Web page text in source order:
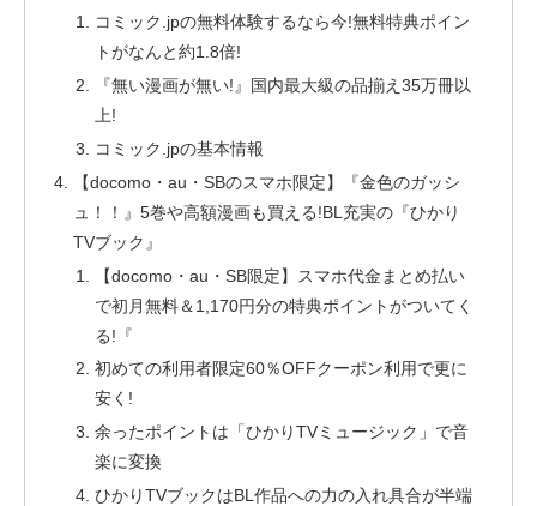
コミック.jpの無料体験するなら今!無料特典ポイン
トがなんと約1.8倍!
『無い漫画が無い!』国内最大級の品揃え35万冊以
上!
コミック.jpの基本情報
【docomo・au・SBのスマホ限定】『金色のガッシ
ュ！！』5巻や高額漫画も買える!BL充実の『ひかり
TVブック』
【docomo・au・SB限定】スマホ代金まとめ払い
で初月無料＆1,170円分の特典ポイントがついてく
る!『
初めての利用者限定60％OFFクーポン利用で更に
安く!
余ったポイントは「ひかりTVミュージック」で音
楽に変換
ひかりTVブックはBL作品への力の入れ具合が半端